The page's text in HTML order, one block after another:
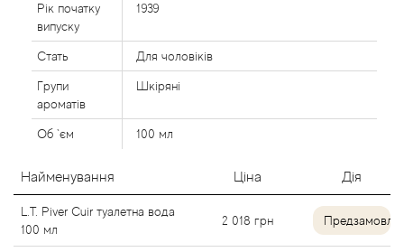
Рік початку
випуску
1939
Стать Для чоловіків
Групи
ароматів
Шкіряні
Об `єм 100 мл
Найменування Ціна Дія
L.T. Piver Cuir туалетна вода
100 мл
2 018 грн
Aerin Lauder
Affinessence
Afnan
Agatha Ruiz de la Prada
Agent Provocateur
Agonist